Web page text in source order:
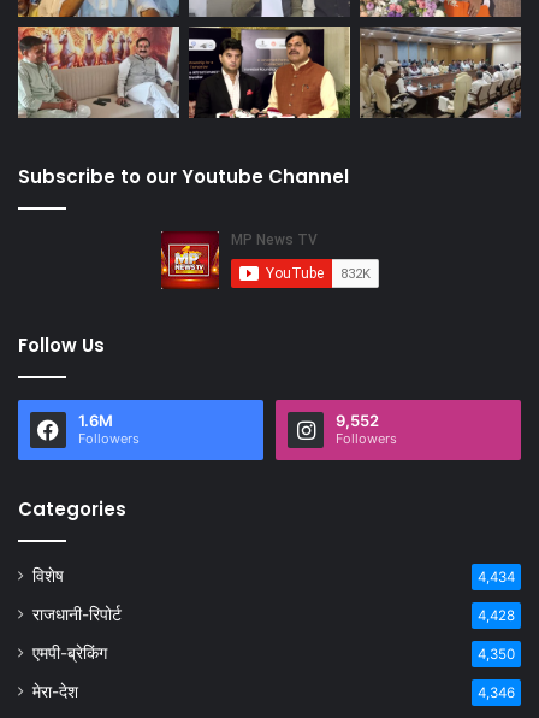
Subscribe to our Youtube Channel
Follow Us
1.6M
Followers
9,552
Followers
Categories
विशेष 4,434
राजधानी-रिपोर्ट 4,428
एमपी-ब्रेकिंग 4,350
मेरा-देश 4,346